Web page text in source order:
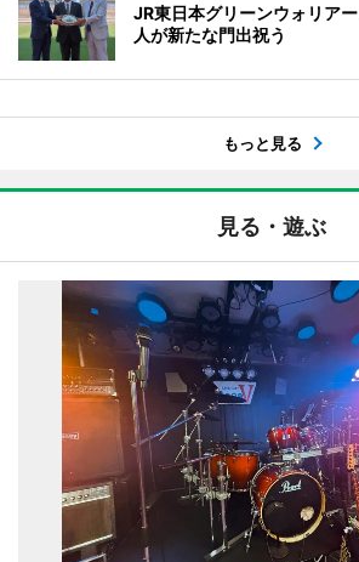
JR東日本グリーンウォリア
人が新たな門出祝う
もっと見る
見る・遊ぶ